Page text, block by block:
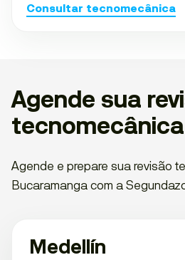
Consultar tecnomecânica
Agende sua
Agende e prepare sua revisão
Bucaramanga com a
Medellín